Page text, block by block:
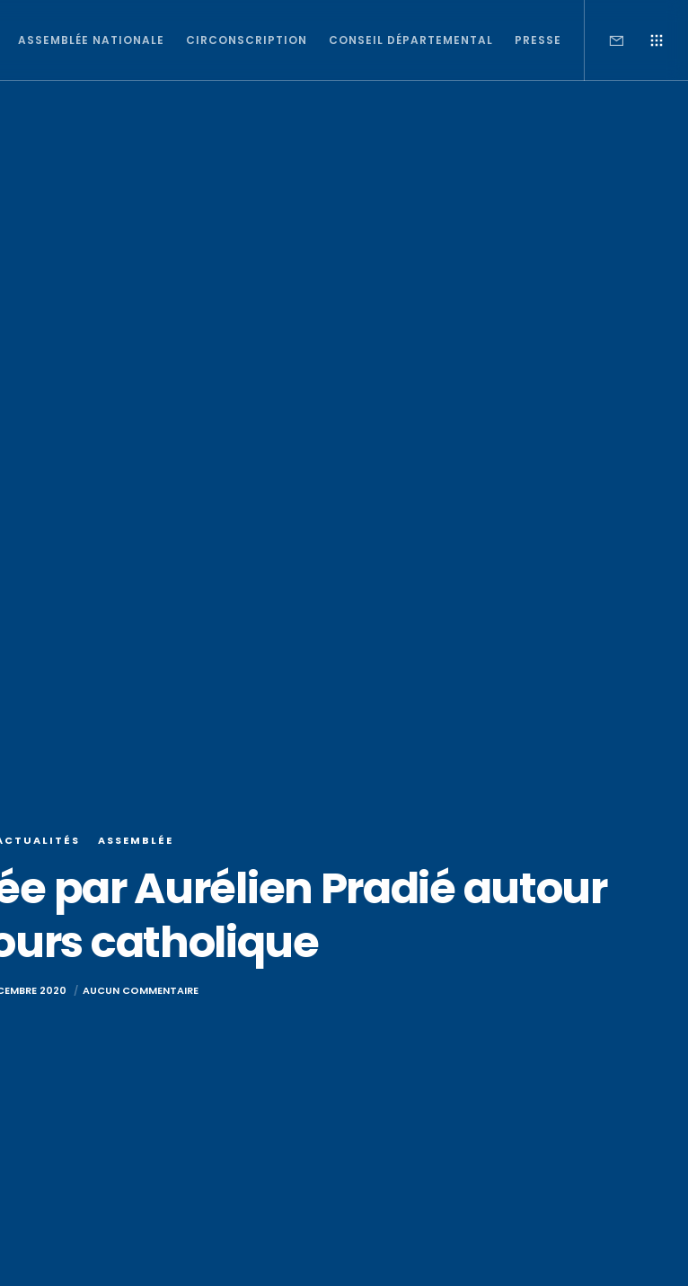
ASSEMBLÉE NATIONALE CIRCONSCRIPTION CONSEIL DÉPARTEMENTAL PRESSE
ASSEMBLÉE
par Aurélien Pradié autour
catholique
2020 AUCUN COMMENTAIRE